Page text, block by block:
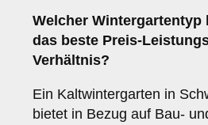
Welcher Wintergartentyp
das beste Preis-
Verhältnis?
Ein Kaltwintergarten in
bietet in Bezug auf Bau-